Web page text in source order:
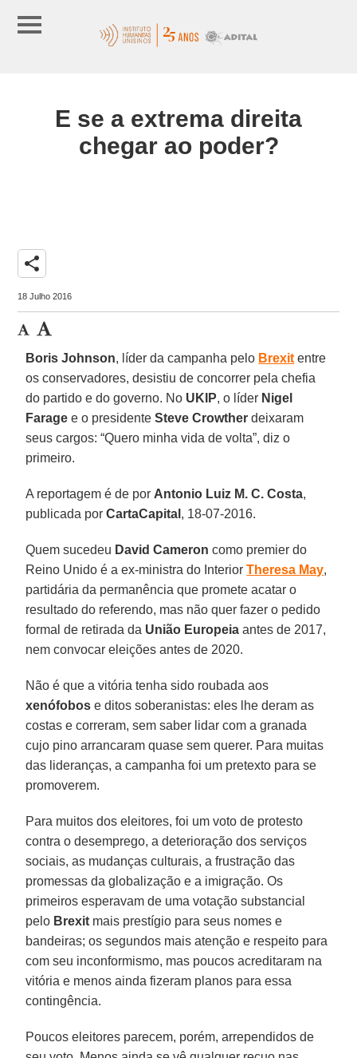
E se a extrema direita
chegar ao poder?
share
18 Julho 2016
Boris Johnson, líder da campanha pelo Brexit entre
os conservadores, desistiu de concorrer pela chefia
do partido e do governo. No UKIP, o líder Nigel
Farage e o presidenteSteve Crowther deixaram
seus cargos: “Quero minha vida de volta”, diz o
primeiro.
A reportagem é de por Antonio Luiz M. C. Costa,
publicada porCartaCapital , 18-07-2016.
Quem sucedeu David Cameron como premier do
Reino Unido é a ex-ministra do InteriorTheresa May,
partidária da permanência que promete acatar o
resultado do referendo, mas não quer fazer o pedido
formal de retirada da União Europeia antes de 2017,
nem convocar eleições antes de 2020.
Não é que a vitória tenha sido roubada aos
xenófobos e ditos soberanistas: eles lhe deram as
costas e correram, sem saber lidar com a granada
cujo pino arrancaram quase sem querer. Para muitas
das lideranças, a campanha foi um pretexto para se
promoverem.
Para muitos dos eleitores, foi um voto de protesto
contra o desemprego, a deterioração dos serviços
sociais, as mudanças culturais, a frustração das
promessas da globalização e a imigração. Os
primeiros esperavam de uma votação substancial
pelo Brexit mais prestígio para seus nomes e
bandeiras; os segundos mais atenção e respeito para
com seu inconformismo, mas poucos acreditaram na
vitória e menos ainda fizeram planos para essa
contingência.
Poucos eleitores parecem, porém, arrependidos de